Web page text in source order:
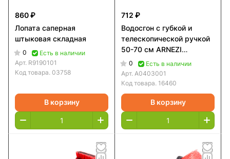
860 ₽
Лопата саперная
штыковая складная
0
Есть в наличии
Арт. R9190101
Код товара. 03758
В корзину
712 ₽
Водосгон с губкой и
телескопической ручкой
50-70 см ARNEZI
A0403001
0
Есть в наличии
Арт. A0403001
Код товара. 16460
В корзину